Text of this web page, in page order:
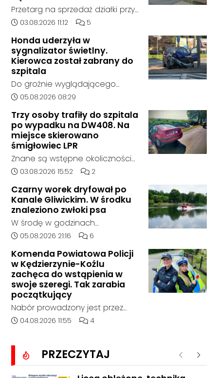
Przetarg na sprzedaż działki przy
Zespole Szkół Technicznych i
Kędzierzynie-Koźlu zakończył się
bez rozstrzygnięcia. Mimo
wcześniejszego zainteresowania
terenem ze strony sieci Dino, do
postępowania nie zgłosił się
żaden oferent.
Data dodania artykułu:
03.08.2026 11:12 Liczba komentarzy artykułu:
5
Honda uderzyła w
sygnalizator świetlny.
Kierowca został zabrany do
szpitala
Do groźnie wyglądającego
zdarzenia drogowego doszło w
godziny 6:30 kierujący
samochodem marki Honda
zjechał z drogi i uderzył w
sygnalizator świetlny.
Data dodania artykułu:
05.08.2026 08:29
Trzy osoby trafiły do szpitala
po wypadku na DW408. Na
miejsce skierowano
śmigłowiec LPR
Znane są wstępne okoliczności
zdarzenia drogowego, do
14:30 na drodze wojewódzkiej nr
408 pomiędzy Starym Koźlem a
Bierawą.
Data dodania artykułu:
03.08.2026 15:52 Liczba komentarzy artykułu:
2
Czarny worek dryfował po
Kanale Gliwickim. W środku
znaleziono zwłoki psa
W środę w godzinach
popołudniowych służby zostały
Gliwicki po zgłoszeniu od
zaniepokojonego świadka.
Osoba zgłaszająca zauważyła
unoszący się na wodzie czarny
worek, którego zawartość
wzbudziła jej niepokój.
Data dodania artykułu:
05.08.2026 21:16 Liczba komentarzy artykułu:
6
Komenda Powiatowa Policji
w Kędzierzynie-Koźlu
zachęca do wstąpienia w
swoje szeregi. Tak zarabia
początkujący
Nabór prowadzony jest przez
cały rok, a dokumenty można
elektronicznie. Początkujący
funkcjonariusz może otrzymywać
od 5311 do 6530 zł netto, zależnie
Data dodania artykułu:
04.08.2026 11:55 Liczba komentarzy artykułu:
4
PRZECZYTAJ Poprzednie